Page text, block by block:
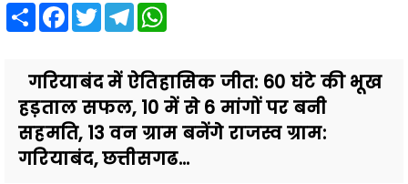
Share Facebook
TwitterTelegram
गरियाबंद में ऐतिहासिक जीत: 60 घंटे की भूख
हड़ताल सफल, 10 में से 6 मांगों पर बनी
सहमति, 13 वन ग्राम बनेंगे राजस्व ग्राम:
गरियाबंद, छत्तीसगढ...